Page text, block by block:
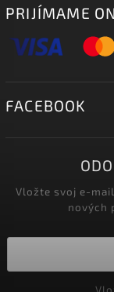
PRIJÍMAME
FACEBOOK
Vložte svoj e-
nových